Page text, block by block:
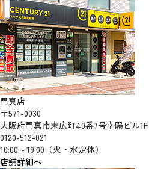
門真店
〒571-0030
大阪府門真市末広町40番7号幸陽ビル1F
0120-512-021
10:00～19:00（火・水定休）
店舗詳細へ